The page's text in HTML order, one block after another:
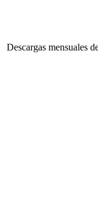
Descargas mensuales